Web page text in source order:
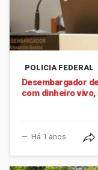
POLICIA FEDERAL
Desembargador
com dinheiro
Há 1 anos